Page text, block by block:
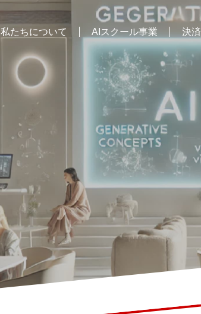
私たちについて AIスクール事業 決